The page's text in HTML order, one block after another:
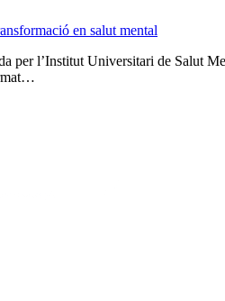
en salut mental
per l’Institut Universitari de